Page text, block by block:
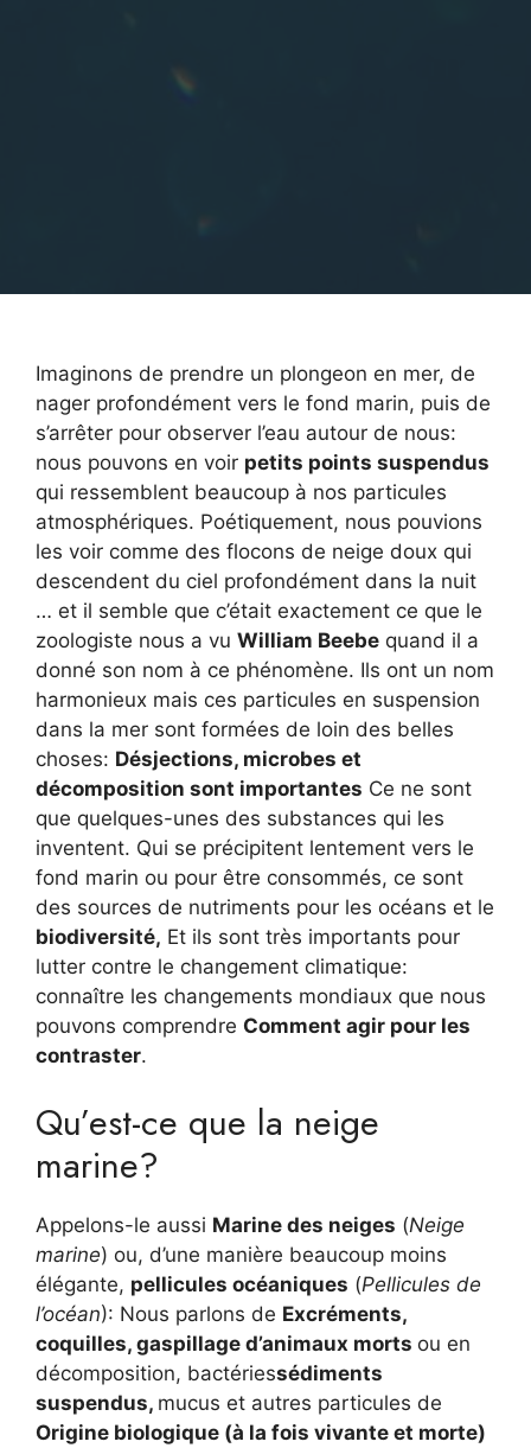
Imaginons de prendre un plongeon en mer, de
nager profondément vers le fond marin, puis de
s’arrêter pour observer l’eau autour de nous:
nous pouvons en voir petits points suspendus
qui ressemblent beaucoup à nos particules
atmosphériques. Poétiquement, nous pouvions
les voir comme des flocons de neige doux qui
descendent du ciel profondément dans la nuit
… et il semble que c’était exactement ce que le
zoologiste nous a vu William Beebe quand il a
donné son nom à ce phénomène. Ils ont un nom
harmonieux mais ces particules en suspension
dans la mer sont formées de loin des belles
choses: Désjections, microbes et
décomposition sont importantes Ce ne sont
que quelques-unes des substances qui les
inventent. Qui se précipitent lentement vers le
fond marin ou pour être consommés, ce sont
des sources de nutriments pour les océans et le
biodiversité, Et ils sont très importants pour
lutter contre le changement climatique:
connaître les changements mondiaux que nous
pouvons comprendre Comment agir pour les
contraster.
Qu’est-ce que la neige
marine?
Appelons-le aussi Marine des neiges (Neige
marine) ou, d’une manière beaucoup moins
élégante, pellicules océaniques (Pellicules de
l’océan): Nous parlons de Excréments,
coquilles, gaspillage d’animaux morts ou en
décomposition, bactériessédiments
suspendus, mucus et autres particules de
Origine biologique (à la fois vivante et morte)